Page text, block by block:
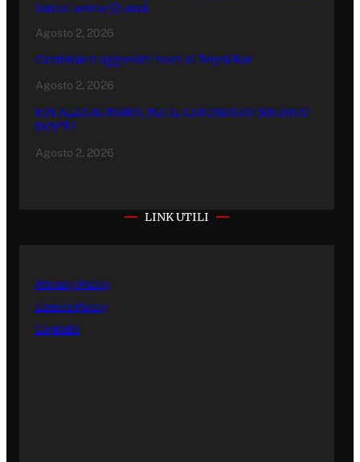
Santo: aveva 53 anni
Agosto 2, 2026
Carabinieri aggrediti fuori al Royal Bar
Agosto 2, 2026
FDI ALZA IL MURO, MA IL CANDIDATO SINDACO
DOV’È?
Agosto 2, 2026
LINK UTILI
Privacy Policy
Cookie Policy
Contatti